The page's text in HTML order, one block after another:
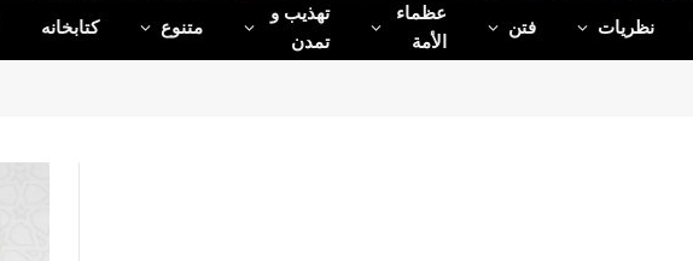
نظریات فتن
عظماء‌
الأمة
تهذیب و
تمدن
متنوع کتابخانه